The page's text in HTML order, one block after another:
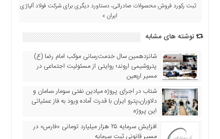
ثبت رکورد فروش محصولات صادراتی، دستاورد دیگری برای شرکت فولاد آلیاژی
ایران »
نوشته های مشابه
شانزدهمین سال خدمت‌رسانی موکب امام رضا (ع)
پتروشیمی اروند؛ روایتی از مسئولیت اجتماعی در
مسیر اربعین
شتاب در اجرای پروژه میادین نفتی سومار ،سامان و
دلاوران،پترو ایران با قدرت آماده ورود به فاز عملیاتی
این پروژه
افزایش سرمایه ۲۵ هزار میلیارد تومانی «فارس» در
مسیر قانونی ثبت سرمایه